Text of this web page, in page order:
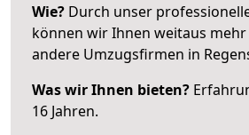
Wie? Durch unser
können wir Ihnen weitaus
andere Umzugsfirmen in
Was wir Ihnen bieten?
16 Jahren.